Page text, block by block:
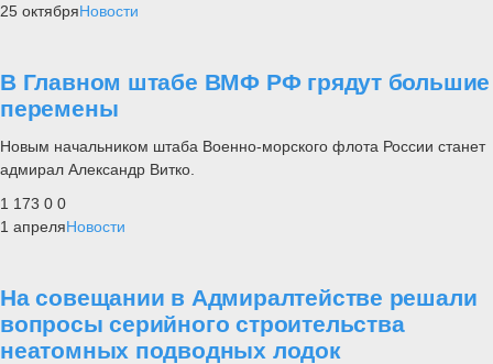
25 октябряНовости
В Главном штабе ВМФ РФ грядут большие
перемены
Новым начальником штаба Военно-морского флота России станет
адмирал Александр Витко.
1 173 0 0
1 апреляНовости
На совещании в Адмиралтействе решали
вопросы серийного строительства
неатомных подводных лодок